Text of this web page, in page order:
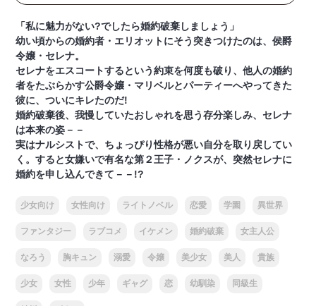
「私に魅力がない?でしたら婚約破棄しましょう」
幼い頃からの婚約者・エリオットにそう突きつけたのは、侯爵
令嬢・セレナ。
セレナをエスコートするという約束を何度も破り、他人の婚約
者をたぶらかす公爵令嬢・マリベルとパーティーへやってきた
彼に、ついにキレたのだ!
婚約破棄後、我慢していたおしゃれを思う存分楽しみ、セレナ
は本来の姿－－
実はナルシストで、ちょっぴり性格が悪い自分を取り戻してい
く。すると女嫌いで有名な第２王子・ノクスが、突然セレナに
婚約を申し込んできて－－!?
少女向け 女性向け ライトノベル 恋愛 学園 異世界
ファンタジー ラブコメ イケメン 婚約破棄 女主人公
なろう 胸キュン 溺愛 令嬢 美少女 美人 貴族
少女 女性 少年 ギャグ 恋 幼馴染 同級生